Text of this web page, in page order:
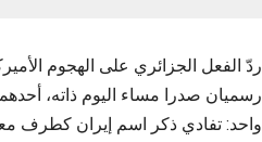
ردّ الفعل الجزائري على الهجوم
رسميان صدرا مساء اليوم ذاته،
واحد: تفادي ذكر اسم إيران كطرف